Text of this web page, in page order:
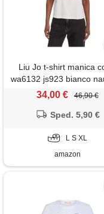
Liu Jo t-shirt manica
wa6132 js923 bianco
club (it, testo, xl,
p9265)
34,00 € 46,90 €
Sped. 5,90 €
L S XL
amazon